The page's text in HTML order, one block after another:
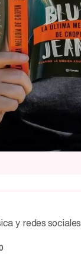
y redes sociales